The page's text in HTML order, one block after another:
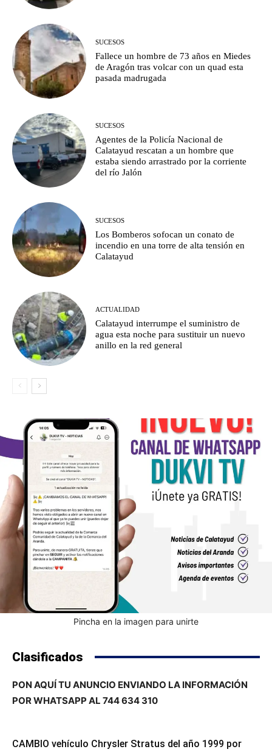
SUCESOS
Fallece un hombre de 73 años en Miedes
de Aragón tras volcar con un quad esta
pasada madrugada
SUCESOS
Agentes de la Policía Nacional de
Calatayud rescatan a un hombre que
estaba siendo arrastrado por la corriente
del río Jalón
SUCESOS
Los Bomberos sofocan un conato de
incendio en una torre de alta tensión en
Calatayud
ACTUALIDAD
Calatayud interrumpe el suministro de
agua esta noche para sustituir un nuevo
anillo en la red general
Pincha en la imagen para unirte
Clasificados
PON AQUÍ TU ANUNCIO ENVIANDO LA INFORMACIÓN
POR WHATSAPP AL 744 634 310
CAMBIO vehículo Chrysler Stratus del año 1999 por